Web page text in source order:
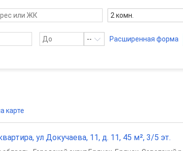
2 комн.
-- Расширенная форма
карте
ул Докучаева, 11, д. 11, 45 м², 3/5 эт.